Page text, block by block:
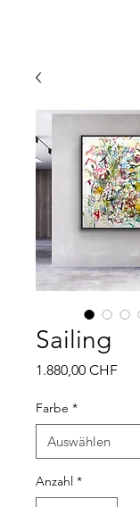
Sailing
1.880,00 CHFPreis
Farbe *
Anzahl *